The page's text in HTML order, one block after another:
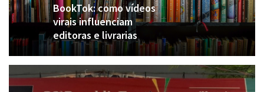
BookTok: como vídeos
virais influenciam
editoras e livrarias